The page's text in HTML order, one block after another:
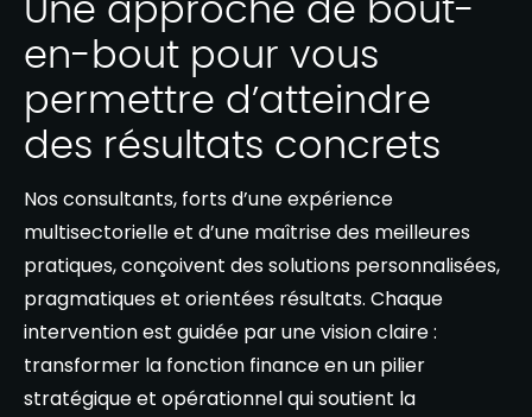
en-bout pour vous
permettre d’atteindre
des résultats concrets
Nos consultants, forts d’une expérience
multisectorielle et d’une maîtrise des meilleures
pratiques, conçoivent des solutions personnalisées,
pragmatiques et orientées résultats. Chaque
intervention est guidée par une vision claire :
transformer la fonction finance en un pilier
stratégique et opérationnel qui soutient la